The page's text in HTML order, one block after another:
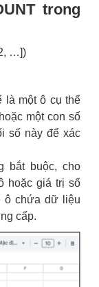
trong
…])
là một ô cụ thể
một con số
số này để xác
bắt buộc, cho
hoặc giá trị số
ô chứa dữ liệu
cấp.